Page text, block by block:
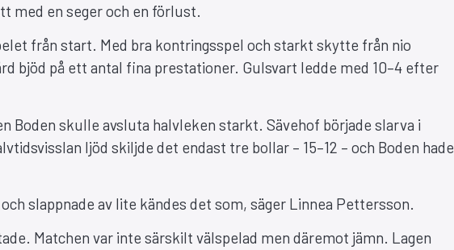
med en seger och en förlust.
från start. Med bra kontringsspel och starkt skytte från nio
bjöd på ett antal fina prestationer. Gulsvart ledde med 10–4 efter
Boden skulle avsluta halvleken starkt. Sävehof började slarva i
ljöd skiljde det endast tre bollar – 15–12 – och Boden hade
slappnade av lite kändes det som, säger Linnea Pettersson.
Matchen var inte särskilt välspelad men däremot jämn. Lagen